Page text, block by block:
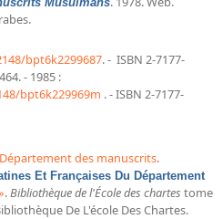
bpt6k2299687. - ISBN 2-7177-
- 1985 :
bpt6k229969m . - ISBN 2-7177-
des manuscrits.
Et Françaises Du Département
.Bibliothèque de l'École des chartes tome
De L'école Des Chartes.